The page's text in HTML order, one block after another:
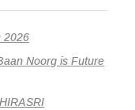
2026
Noorg is Future